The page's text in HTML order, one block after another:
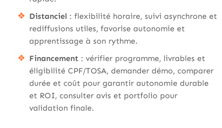
Distanciel : flexibilité horaire, suivi asynchrone et
rediffusions utiles, favorise autonomie et
apprentissage à son rythme.
Financement : vérifier programme, livrables et
éligibilité CPF/TOSA, demander démo, comparer
durée et coût pour garantir autonomie durable
et ROI, consulter avis et portfolio pour
validation finale.